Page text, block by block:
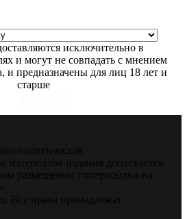
исключительно в
и могут не совпадать с мнением
и предназначены для лиц 18 лет и
старше
политическая
материалов издания допускается
размещении гиперссылки на
Все права принадлежат